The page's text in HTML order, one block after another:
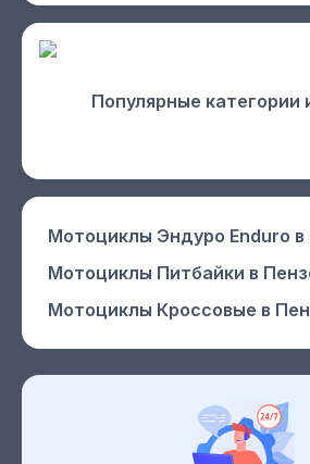
Популярные категории
Мотоциклы Эндуро Enduro в
Мотоциклы Питбайки в
Мотоциклы Кроссовые в